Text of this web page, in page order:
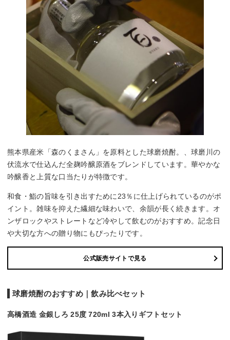
熊本県産米「森のくまさん」を原料とした球磨焼酎。、球磨川の
伏流水で仕込んだ全麹吟醸原酒をブレンドしています。華やかな
吟醸香と上質な口当たりが特徴です。
和食・鮨の旨味を引き出すために23％に仕上げられているのがポ
イント。雑味を抑えた繊細な味わいで、余韻が長く続きます。オ
ンザロックやストレートなど冷やして飲むのがおすすめ。記念日
や大切な方への贈り物にもぴったりです。
公式販売サイトで見る
球磨焼酎のおすすめ｜飲み比べセット
高橋酒造 金銀しろ 25度 720ml 3本入りギフトセット